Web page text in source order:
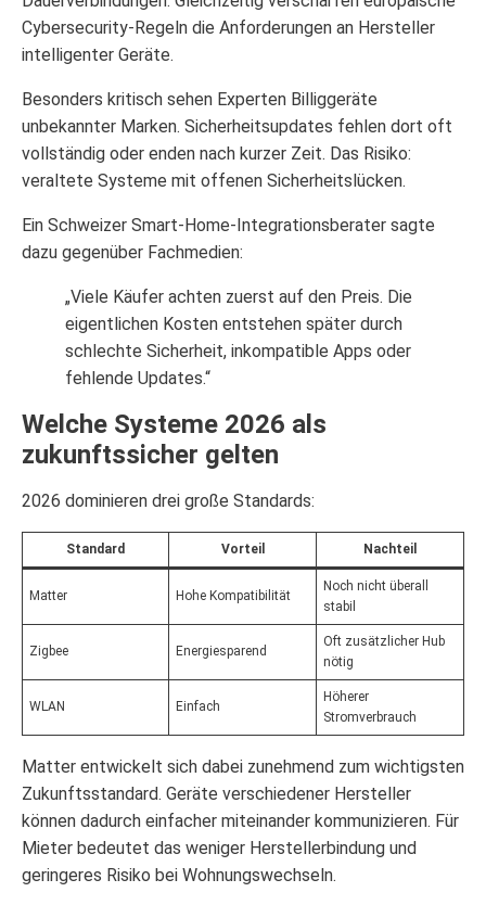
Cybersecurity-Regeln die Anforderungen an Hersteller
intelligenter Geräte.
Besonders kritisch sehen Experten Billiggeräte
unbekannter Marken. Sicherheitsupdates fehlen dort oft
vollständig oder enden nach kurzer Zeit. Das Risiko:
veraltete Systeme mit offenen Sicherheitslücken.
Ein Schweizer Smart-Home-Integrationsberater sagte
dazu gegenüber Fachmedien:
„Viele Käufer achten zuerst auf den Preis. Die
eigentlichen Kosten entstehen später durch
schlechte Sicherheit, inkompatible Apps oder
fehlende Updates.“
Welche Systeme 2026 als
zukunftssicher gelten
2026 dominieren drei große Standards:
Standard Vorteil Nachteil
Matter Hohe Kompatibilität
Noch nicht überall
stabil
Zigbee Energiesparend
Oft zusätzlicher Hub
nötig
WLAN Einfach
Höherer
Stromverbrauch
Matter entwickelt sich dabei zunehmend zum wichtigsten
Zukunftsstandard. Geräte verschiedener Hersteller
können dadurch einfacher miteinander kommunizieren. Für
Mieter bedeutet das weniger Herstellerbindung und
geringeres Risiko bei Wohnungswechseln.